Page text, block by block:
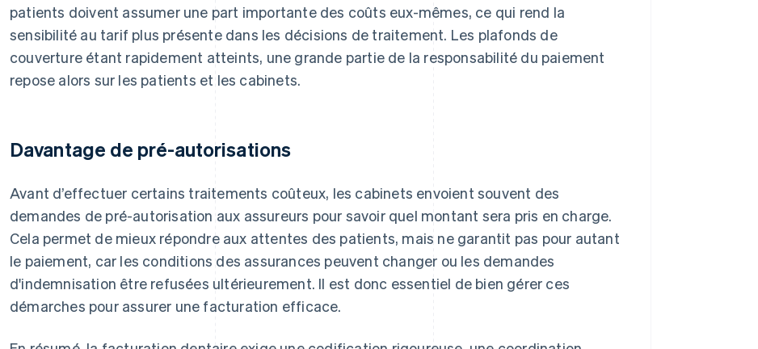
patients doivent assumer une part importante des coûts eux-mêmes, ce qui rend la
sensibilité au tarif plus présente dans les décisions de traitement. Les plafonds de
couverture étant rapidement atteints, une grande partie de la responsabilité du paiement
repose alors sur les patients et les cabinets.
Davantage de pré-autorisations
Avant d’effectuer certains traitements coûteux, les cabinets envoient souvent des
demandes de pré-autorisation aux assureurs pour savoir quel montant sera pris en charge.
Cela permet de mieux répondre aux attentes des patients, mais ne garantit pas pour autant
le paiement, car les conditions des assurances peuvent changer ou les demandes
d'indemnisation être refusées ultérieurement. Il est donc essentiel de bien gérer ces
démarches pour assurer une facturation efficace.